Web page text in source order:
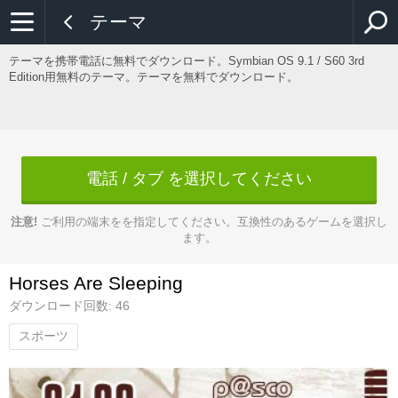
テーマ
テーマを携帯電話に無料でダウンロード。Symbian OS 9.1 / S60 3rd
Edition用無料のテーマ。テーマを無料でダウンロード。
電話 / タブ を選択してください
注意! ご利用の端末をを指定してください。互換性のあるゲームを選択し
ます。
Horses Are Sleeping
ダウンロード回数: 46
スポーツ